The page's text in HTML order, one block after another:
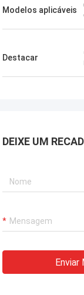
Modelos aplicáveis
Destacar
DEIXE UM
Enviar